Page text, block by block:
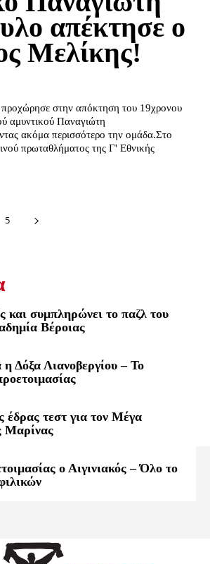
απέκτησε ο
Μελίκης!
στην απόκτηση του 19χρονου
αμυντικού Παναγιώτη
ακόμα περισσότερο την ομάδα.Στο
πρωταθλήματος της Γ' Εθνικής
5
και συμπληρώνει το παζλ του
Βέροιας
η Δόξα Λιανοβεργίου – Το
έδρας τεστ για τον Μέγα
Μαρίνας
ο Αιγινιακός – Όλο το